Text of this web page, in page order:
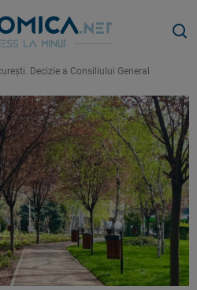
Decizie a Consiliului General